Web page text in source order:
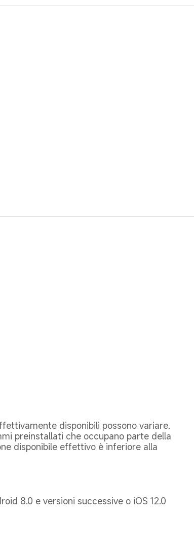
disponibili possono variare.
preinstallati che occupano parte della
disponibile effettivo è inferiore alla
8.0 e versioni successive o iOS 12.0